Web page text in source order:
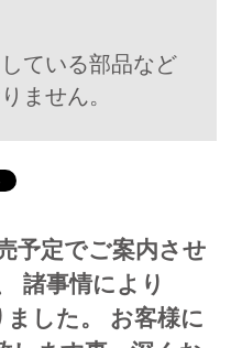
ている部品など
ません。
予定でご案内させ
諸事情により
した。 お客様に